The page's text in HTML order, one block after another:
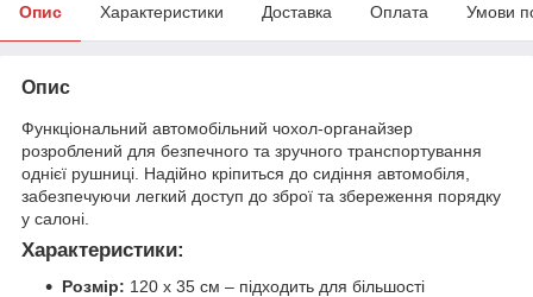
Опис Характеристики Доставка Оплата Умови
Опис
Функціональний автомобільний чохол-органайзер
розроблений для безпечного та зручного транспортування
однієї рушниці. Надійно кріпиться до сидіння автомобіля,
забезпечуючи легкий доступ до зброї та збереження порядку
у салоні.
Характеристики:
Розмір: 120 х 35 см – підходить для більшості